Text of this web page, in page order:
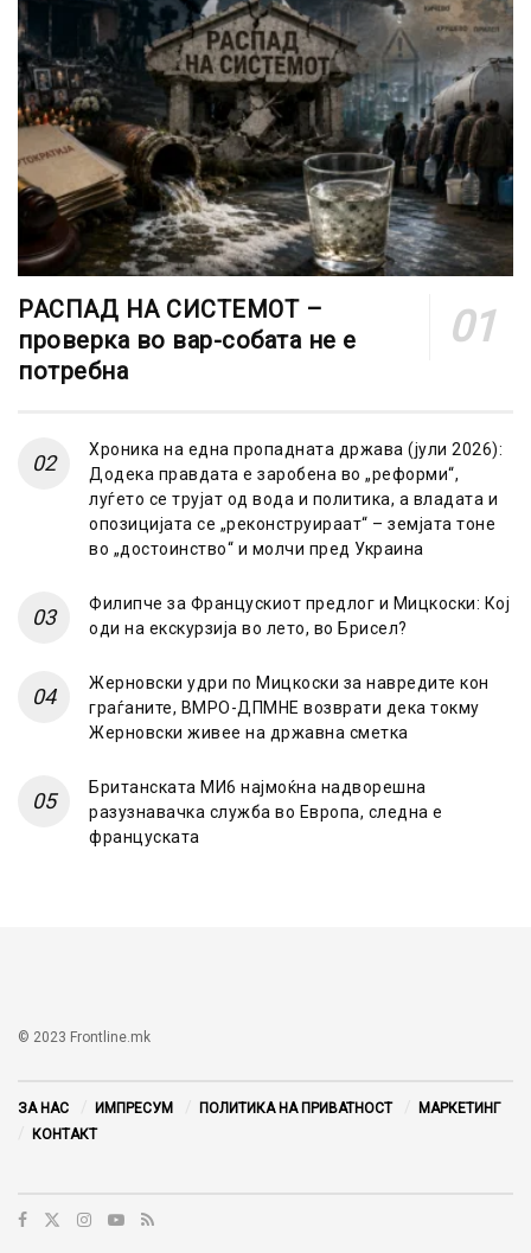
РАСПАД НА СИСТЕМОТ –
проверка во вар-собата не е
потребна
Хроника на една пропадната држава (јули 2026):
Додека правдата е заробена во „реформи“,
луѓето се трујат од вода и политика, а владата и
опозицијата се „реконструираат“ – земјата тоне
во „достоинство“ и молчи пред Украина
Филипче за Францускиот предлог и Мицкоски: Кој
оди на екскурзија во лето, во Брисел?
Жерновски удри по Мицкоски за навредите кон
граѓаните, ВМРО-ДПМНЕ возврати дека токму
Жерновски живее на државна сметка
Британската МИ6 најмоќна надворешна
разузнавачка служба во Европа, следна е
француската
© 2023 Frontline.mk
ЗА НАС ИМПРЕСУМ ПОЛИТИКА НА ПРИВАТНОСТ
МАРКЕТИНГ
КОНТАКТ